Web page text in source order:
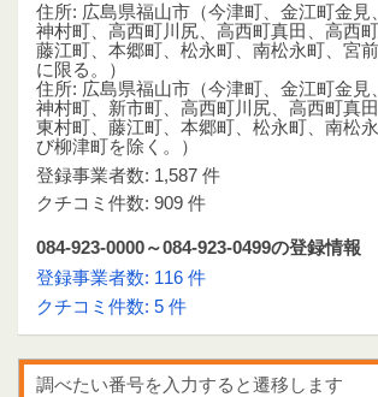
住所: 広島県福山市（今津町、金江町金見
神村町、高西町川尻、高西町真田、高西町
藤江町、本郷町、松永町、南松永町、宮
に限る。）
住所: 広島県福山市（今津町、金江町金見
神村町、新市町、高西町川尻、高西町真田
東村町、藤江町、本郷町、松永町、南松
び柳津町を除く。）
登録事業者数: 1,587 件
クチコミ件数: 909 件
084-923-0000～084-923-0499の登録情報
登録事業者数: 116 件
クチコミ件数: 5 件